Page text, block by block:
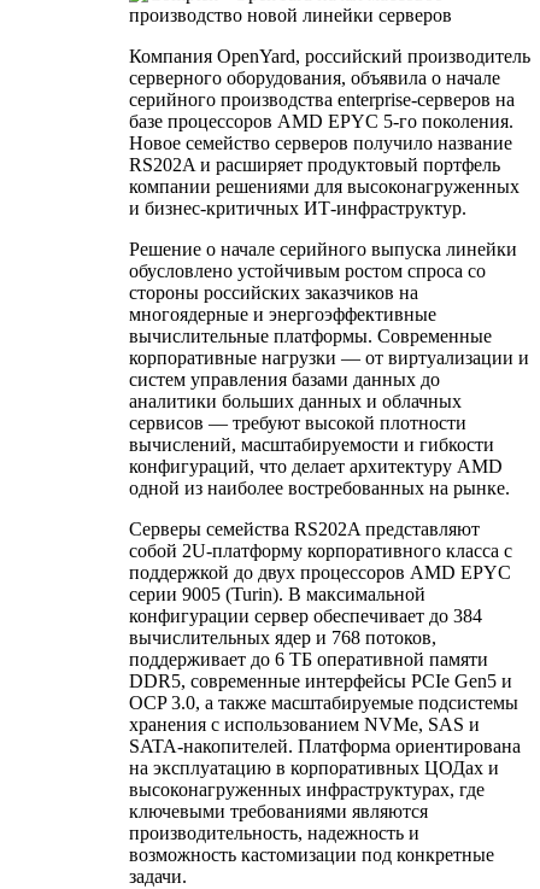
Компания OpenYard, российский производитель
серверного оборудования, объявила о начале
серийного производства enterprise-серверов на
базе процессоров AMD EPYC 5-го поколения.
Новое семейство серверов получило название
RS202A и расширяет продуктовый портфель
компании решениями для высоконагруженных
и бизнес-критичных ИТ-инфраструктур.
Решение о начале серийного выпуска линейки
обусловлено устойчивым ростом спроса со
стороны российских заказчиков на
многоядерные и энергоэффективные
вычислительные платформы. Современные
корпоративные нагрузки — от виртуализации и
систем управления базами данных до
аналитики больших данных и облачных
сервисов — требуют высокой плотности
вычислений, масштабируемости и гибкости
конфигураций, что делает архитектуру AMD
одной из наиболее востребованных на рынке.
Серверы семейства RS202A представляют
собой 2U-платформу корпоративного класса с
поддержкой до двух процессоров AMD EPYC
серии 9005 (Turin). В максимальной
конфигурации сервер обеспечивает до 384
вычислительных ядер и 768 потоков,
поддерживает до 6 ТБ оперативной памяти
DDR5, современные интерфейсы PCIe Gen5 и
OCP 3.0, а также масштабируемые подсистемы
хранения с использованием NVMe, SAS и
SATA-накопителей. Платформа ориентирована
на эксплуатацию в корпоративных ЦОДах и
высоконагруженных инфраструктурах, где
ключевыми требованиями являются
производительность, надежность и
возможность кастомизации под конкретные
задачи.